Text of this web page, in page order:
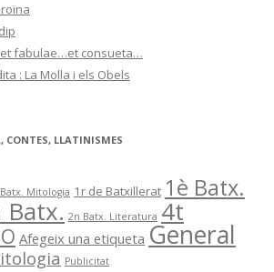
fabulae…et consueta…
: La Molla i els Obels
CONTES, LLATINISMES
Mitologia 1r de Batxillerat 1è Batx.
Batx. 2n Batx. Literatura 4t
Afegeix una etiqueta General
Publicitat